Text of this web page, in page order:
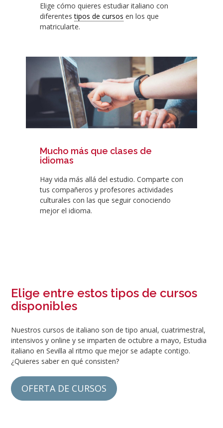
Elige cómo quieres estudiar italiano con
diferentestipos de cursos en los que
matricularte.
Mucho más que clases de
idiomas
Hay vida más allá del estudio. Comparte con
tus compañeros y profesores actividades
culturales con las que seguir conociendo
mejor el idioma.
Elige entre estos tipos de cursos
disponibles
Nuestros cursos de italiano son de tipo anual, cuatrimestral,
intensivos y online y se imparten de octubre a mayo, Estudia
italiano en Sevilla al ritmo que mejor se adapte contigo.
¿Quieres saber en qué consisten?
OFERTA DE CURSOS